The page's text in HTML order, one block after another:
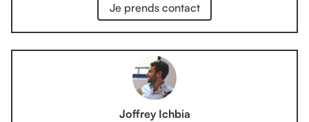
Je prends contact
Joffrey Ichbia